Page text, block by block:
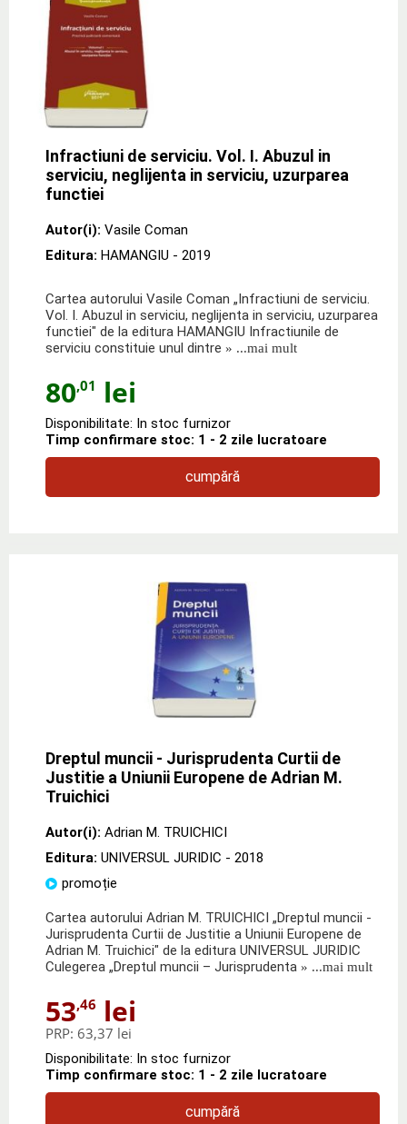
Infractiuni de serviciu. Vol. I. Abuzul in
serviciu, neglijenta in serviciu, uzurparea
functiei
Autor(i): Vasile Coman
Editura: HAMANGIU - 2019
Cartea autorului Vasile Coman „Infractiuni de serviciu.
Vol. I. Abuzul in serviciu, neglijenta in serviciu, uzurparea
functiei" de la editura HAMANGIU Infractiunile de
serviciu constituie unul dintre » ...mai mult
80,01 lei
Disponibilitate: In stoc furnizor
Timp confirmare stoc: 1 - 2 zile lucratoare
cumpără
Dreptul muncii - Jurisprudenta Curtii de
Justitie a Uniunii Europene de Adrian M.
Truichici
Autor(i): Adrian M. TRUICHICI
Editura: UNIVERSUL JURIDIC - 2018
promoție
Cartea autorului Adrian M. TRUICHICI „Dreptul muncii -
Jurisprudenta Curtii de Justitie a Uniunii Europene de
Adrian M. Truichici" de la editura UNIVERSUL JURIDIC
Culegerea „Dreptul muncii – Jurisprudenta » ...mai mult
53,46 lei
PRP: 63,37 lei
Disponibilitate: In stoc furnizor
Timp confirmare stoc: 1 - 2 zile lucratoare
cumpără